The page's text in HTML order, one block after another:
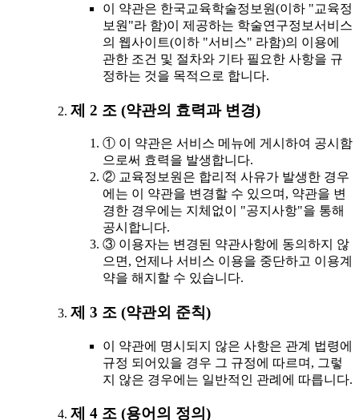
이 약관은 한국교육학술정보원(이하 "교육정
보원"라 함)이 제공하는 학술연구정보서비스
의 웹사이트(이하 "서비스" 라함)의 이용에
관한 조건 및 절차와 기타 필요한 사항을 규
정하는 것을 목적으로 합니다.
제 2 조 (약관의 효력과 변경)
① 이 약관은 서비스 메뉴에 게시하여 공시함
으로써 효력을 발생합니다.
② 교육정보원은 합리적 사유가 발생한 경우
에는 이 약관을 변경할 수 있으며, 약관을 변
경한 경우에는 지체없이 "공지사항"을 통해
공시합니다.
③ 이용자는 변경된 약관사항에 동의하지 않
으면, 언제나 서비스 이용을 중단하고 이용계
약을 해지할 수 있습니다.
제 3 조 (약관외 준칙)
이 약관에 명시되지 않은 사항은 관계 법령에
규정 되어있을 경우 그 규정에 따르며, 그렇
지 않은 경우에는 일반적인 관례에 따릅니다.
제 4 조 (용어의 정의)